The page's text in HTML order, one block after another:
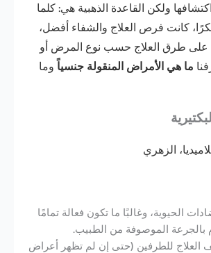
ولكن القاعدة الذهبية هي: كلما
كانت فرص العلاج والشفاء أفضل،
على طرق العلاج حسب نوع المرض أو
ما هي الأمراض المنقولة جنسياً وما
الزهري
الحيوية، وغالبًا ما تكون فعالة تمامًا
بالجرعة الموصوفة من الطبيب.
العلاج للطرفين (حتى إن لم تظهر أعراض